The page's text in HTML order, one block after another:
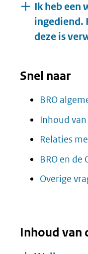
Ik heb een
ingediend.
deze is
Snel naar
BRO
Inhoud van
Relaties
BRO en de
Overige
Inhoud van